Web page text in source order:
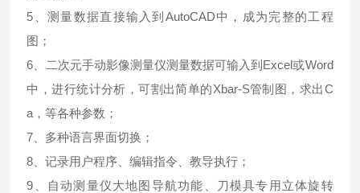
5、测量数据直接输入到AutoCAD中，成为完整的工程
图；
6、二次元手动影像测量仪测量数据可输入到Excel或Word
中，进行统计分析，可割出简单的Xbar-S管制图，求出C
a，等各种参数；
7、多种语言界面切换；
8、记录用户程序、编辑指令、教导执行；
9、自动测量仪大地图导航功能、刀模具专用立体旋转